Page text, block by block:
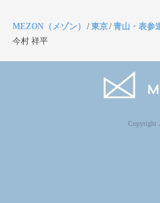
MEZON（メゾン） /東京/青山・表参
今村 祥平
Copyright